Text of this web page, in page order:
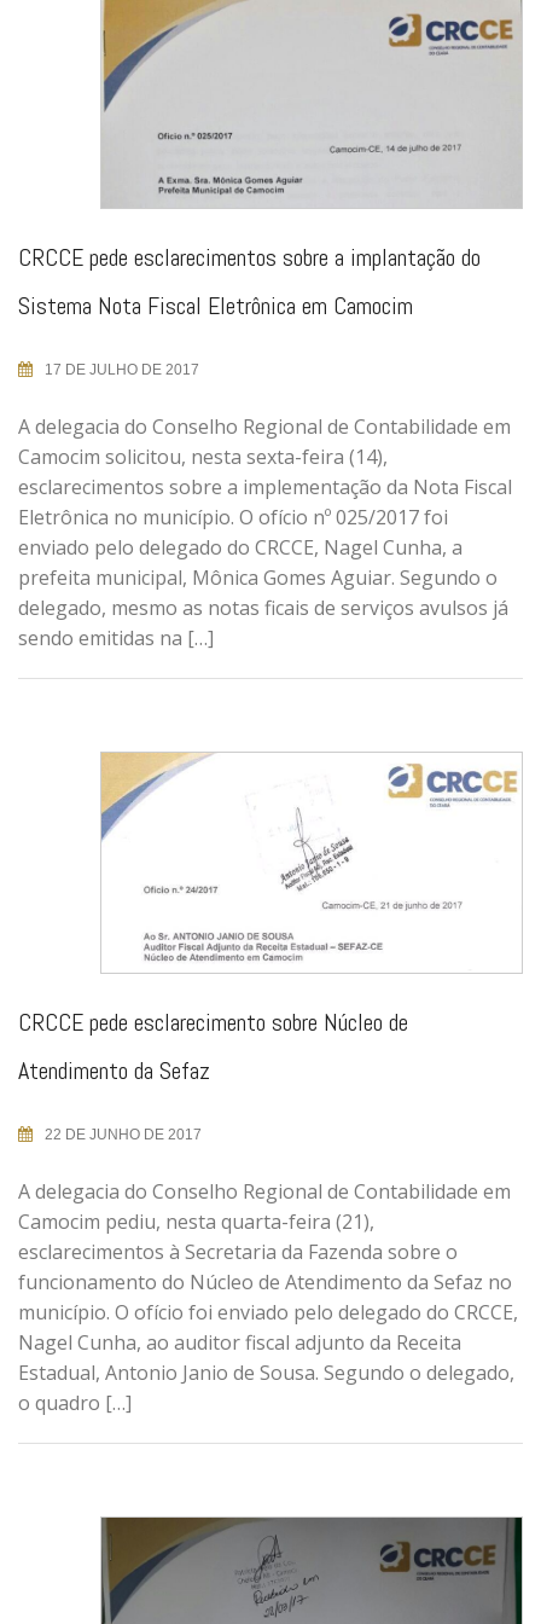
CRCCE pede esclarecimentos sobre a implantação do
Sistema Nota Fiscal Eletrônica em Camocim
17 DE JULHO DE 2017
A delegacia do Conselho Regional de Contabilidade em
Camocim solicitou, nesta sexta-feira (14),
esclarecimentos sobre a implementação da Nota Fiscal
Eletrônica no município. O ofício nº 025/2017 foi
enviado pelo delegado do CRCCE, Nagel Cunha, a
prefeita municipal, Mônica Gomes Aguiar. Segundo o
delegado, mesmo as notas ficais de serviços avulsos já
sendo emitidas na […]
CRCCE pede esclarecimento sobre Núcleo de
Atendimento da Sefaz
22 DE JUNHO DE 2017
A delegacia do Conselho Regional de Contabilidade em
Camocim pediu, nesta quarta-feira (21),
esclarecimentos à Secretaria da Fazenda sobre o
funcionamento do Núcleo de Atendimento da Sefaz no
município. O ofício foi enviado pelo delegado do CRCCE,
Nagel Cunha, ao auditor fiscal adjunto da Receita
Estadual, Antonio Janio de Sousa. Segundo o delegado,
o quadro […]